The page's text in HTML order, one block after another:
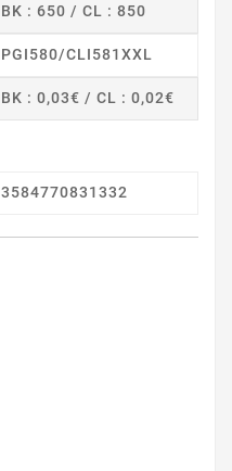
BK : 650 / CL : 850
PGI580/CLI581XXL
BK : 0,03€ / CL : 0,02€
3584770831332